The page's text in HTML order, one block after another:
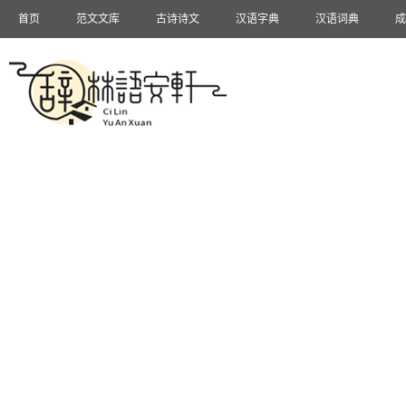
首页 范文文库 古诗诗文 汉语字典 汉语词典